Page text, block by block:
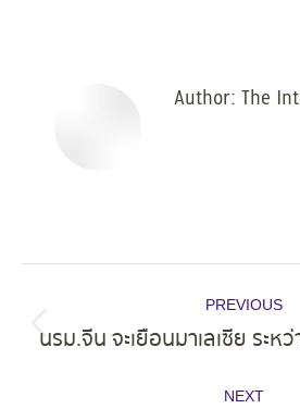
Author: The
navigation
PREVIOUS
นรม.จีน จะเยือนมาเลเซีย ระห
NEXT